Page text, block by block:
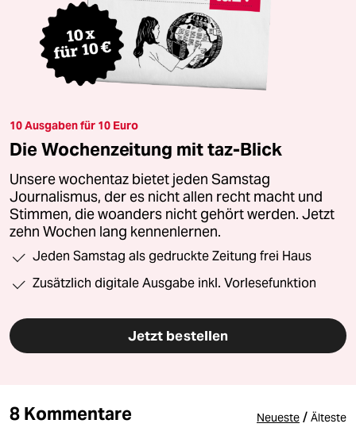
10 Ausgaben für 10 Euro
Die Wochenzeitung mit taz-Blick
Unsere wochentaz bietet jeden Samstag
Journalismus, der es nicht allen recht macht und
Stimmen, die woanders nicht gehört werden. Jetzt
zehn Wochen lang kennenlernen.
Jeden Samstag als gedruckte Zeitung frei Haus
Zusätzlich digitale Ausgabe inkl. Vorlesefunktion
Jetzt bestellen
8 Kommentare Neueste / Älteste